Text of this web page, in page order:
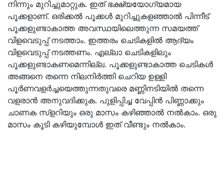
നിന്നും മുറിച്ചുമാറ്റുക. ഇത് ഭക്ഷ്യയോഗ്യമായ
പൂക്കളാണ്. ഒരിക്കല്‍ പൂക്കള്‍ മുറിച്ചുകളഞ്ഞാല്‍ പിന്നീട്
പൂക്കളുണ്ടാകാത്ത അവസ്ഥയിലെത്തുന്ന സമയത്ത്
വിളവെടുപ്പ് നടത്താം. ഇത്തരം ചെടികളില്‍ ആദ്യം
വിളവെടുപ്പ് നടത്തണം. എല്ലാ ചെടികളിലും
പൂക്കളുണ്ടാകണമെന്നില്ല. പൂക്കളുണ്ടാകാത്ത ചെടികള്‍
അങ്ങനെ തന്നെ നിലനിര്‍ത്തി ചെറിയ ഉള്ളി
പൂര്‍ണവളര്‍ച്ചയെത്തുന്നതുവരെ മണ്ണിനടിയില്‍ തന്നെ
വളരാന്‍ അനുവദിക്കുക. പുളിപ്പിച്ച വേപ്പിന്‍ പിണ്ണാക്കും
ചാണക സ്‌ളറിയും ഒരു മാസം കഴിഞ്ഞാല്‍ നല്‍കാം. ഒരു
മാസം കൂടി കഴിയുമ്പോള്‍ ഇത് വീണ്ടും നല്‍കാം.